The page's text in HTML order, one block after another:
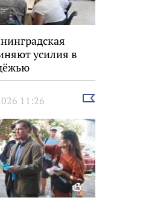
усилия в
11:26
Выбрать